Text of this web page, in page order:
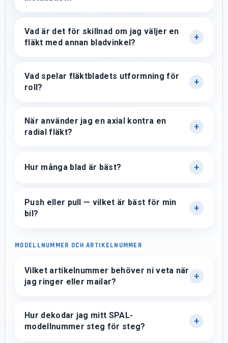
Vad är det för skillnad om jag väljer en
fläkt med annan bladvinkel?
Vad spelar fläktbladets utformning för
roll?
När använder jag en axial kontra en
radial fläkt?
Hur många blad är bäst?
Push eller pull — vilket är bäst för min
bil?
MODELLNUMMER OCH ARTIKELNUMMER
Vilket artikelnummer behöver ni veta när
jag ringer eller mailar?
Hur dekodar jag mitt SPAL-
modellnummer steg för steg?